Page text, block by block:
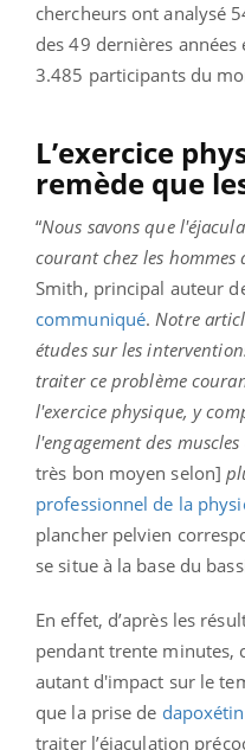
chercheurs ont analysé
des 49 dernières
3.485 participants du
L’exercice
remède que
“Nous savons que
courant chez les hommes
Smith, principal auteur
communiqué.Notre
études sur les
traiter ce problème
l'exercice physique, y
l'engagement des
très bon moyen selon]
professionnel de la
plancher pelvien
se situe à la base du
En effet, d’après les
pendant trente minutes,
autant d'impact sur le
que la prise de
traiter l’éjaculation